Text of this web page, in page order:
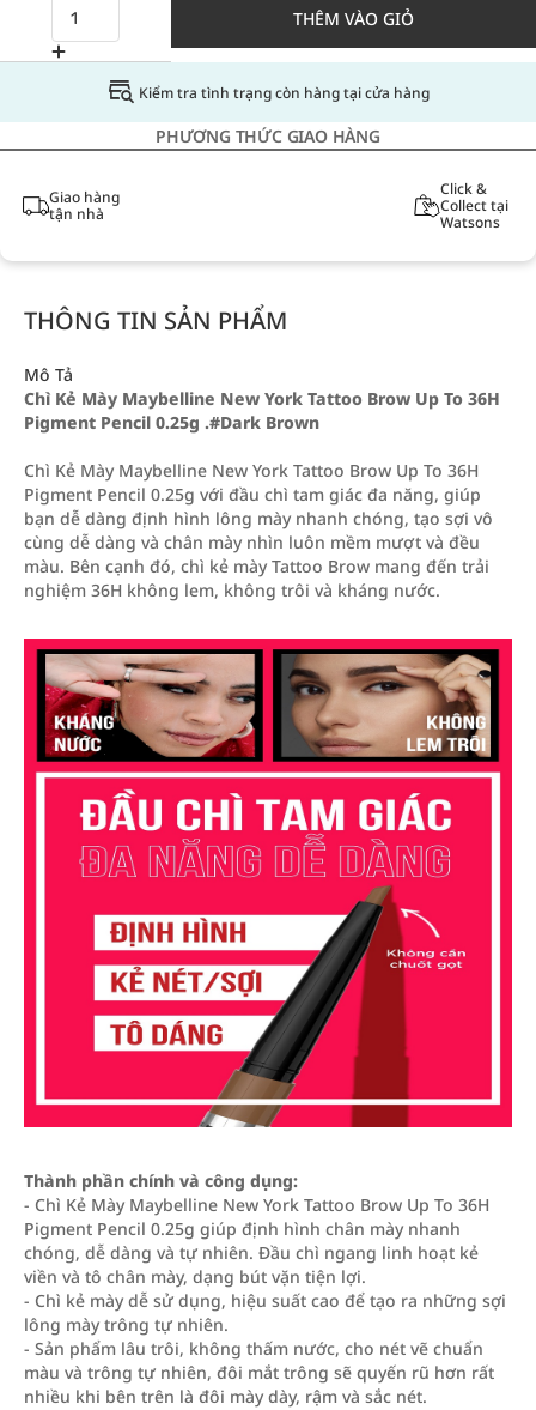
THÊM VÀO GIỎ
Kiểm tra tình trạng còn hàng tại cửa hàng
PHƯƠNG THỨC GIAO HÀNG
Giao hàng
tận nhà
Click &
Collect tại
Watsons
THÔNG TIN SẢN PHẨM
Mô Tả
Chì Kẻ Mày Maybelline New York Tattoo Brow Up To 36H
Pigment Pencil 0.25g .#Dark Brown
Chì Kẻ Mày Maybelline New York Tattoo Brow Up To 36H
Pigment Pencil 0.25g với đầu chì tam giác đa năng, giúp
bạn dễ dàng định hình lông mày nhanh chóng, tạo sợi vô
cùng dễ dàng và chân mày nhìn luôn mềm mượt và đều
màu. Bên cạnh đó, chì kẻ mày Tattoo Brow mang đến trải
nghiệm 36H không lem, không trôi và kháng nước.
Thành phần chính và công dụng:
- Chì Kẻ Mày Maybelline New York Tattoo Brow Up To 36H
Pigment Pencil 0.25g giúp định hình chân mày nhanh
chóng, dễ dàng và tự nhiên. Đầu chì ngang linh hoạt kẻ
viền và tô chân mày, dạng bút vặn tiện lợi.
- Chì kẻ mày dễ sử dụng, hiệu suất cao để tạo ra những sợi
lông mày trông tự nhiên.
- Sản phẩm lâu trôi, không thấm nước, cho nét vẽ chuẩn
màu và trông tự nhiên, đôi mắt trông sẽ quyến rũ hơn rất
nhiều khi bên trên là đôi mày dày, rậm và sắc nét.